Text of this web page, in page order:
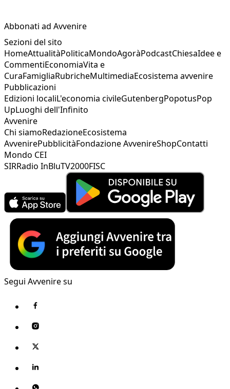
Abbonati ad Avvenire
Sezioni del sito
HomeAttualitàPoliticaMondoAgoràPodcastChiesaIdee e
CommentiEconomiaVita e
CuraFamigliaRubricheMultimediaEcosistema avvenire
Pubblicazioni
Edizioni localiL'economia civileGutenbergPopotusPop
UpLuoghi dell'Infinito
Avvenire
Chi siamoRedazioneEcosistema
AvvenirePubblicitàFondazione AvvenireShopContatti
Mondo CEI
SIRRadio InBluTV2000FISC
Segui Avvenire su